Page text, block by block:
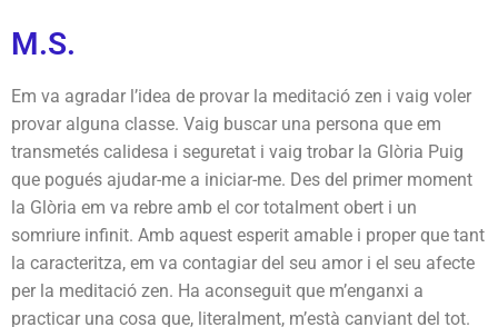
M.S.
Em va agradar l’idea de provar la meditació zen i vaig voler
provar alguna classe. Vaig buscar una persona que em
transmetés calidesa i seguretat i vaig trobar la Glòria Puig
que pogués ajudar-me a iniciar-me. Des del primer moment
la Glòria em va rebre amb el cor totalment obert i un
somriure infinit. Amb aquest esperit amable i proper que tant
la caracteritza, em va contagiar del seu amor i el seu afecte
per la meditació zen. Ha aconseguit que m’enganxi a
practicar una cosa que, literalment, m’està canviant del tot.